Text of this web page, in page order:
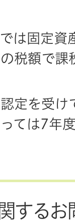
は固定資
税額で
定を受
ては7年
するお